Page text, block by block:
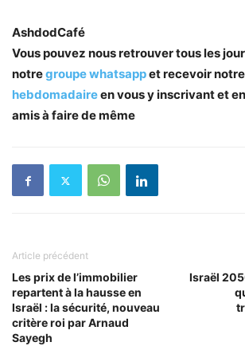
AshdodCafé
Vous pouvez nous retrouver tous les
notregroupe whatsappet recevoir notre
hebdomadaireen vous y inscrivant et
amis à faire de même
Article précédent
Les prix de l’immobilier
repartent à la hausse en
Israël : la sécurité, nouveau
critère roi par Arnaud
Sayegh
Israël